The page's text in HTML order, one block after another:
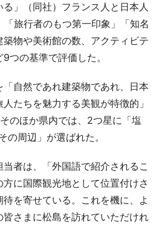
」（同社）フランス人と日本人
旅行者のもつ第一印象」「知名
物や美術館の数、アクティビテ
つの基準で評価した。
自然であれ建築物であれ、日本
たちを魅力する美観が特徴的」
のほか県内では、2つ星に「塩
の周辺」が選ばれた。
者は、「外国語で紹介されるこ
に国際観光地として位置付けさ
を寄せている。これを機に、よ
皆さまに松島を訪れていただけれ